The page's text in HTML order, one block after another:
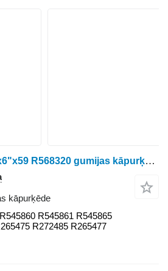
VULCAN AGRI - 25"x6"x59 R568320 gumijas kāpurķēde paredzēts John Deere 8RT : 8295RT / 8310RT / 8320RT / 8335RT / 8345RT / 8360RT / 8370RT • Fendt MT938 / 940 / 943 • Challenger MT738 / 740 / 743 kāpurķēžu traktora
kāpurķēde
R545861 R545865
R272485 R265477